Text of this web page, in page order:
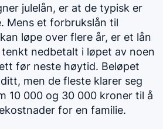
julelån, er at de typisk er
Mens et forbrukslån til
løpe over flere år, er et lån
nedbetalt i løpet av noen
før neste høytid. Beløpet
men de fleste klarer seg
10 000 og 30 000 kroner til å
for en familie.